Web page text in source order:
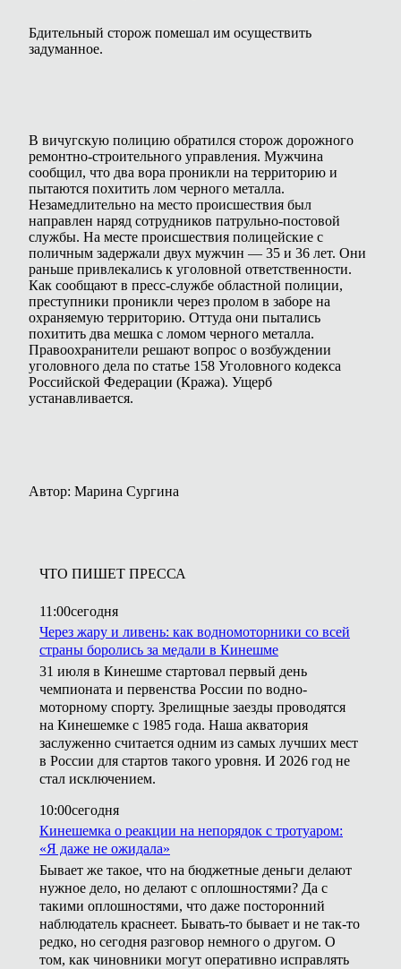
Бдительный сторож помешал им осуществить
задуманное.
В вичугскую полицию обратился сторож дорожного
ремонтно-строительного управления. Мужчина
сообщил, что два вора проникли на территорию и
пытаются похитить лом черного металла.
Незамедлительно на место происшествия был
направлен наряд сотрудников патрульно-постовой
службы. На месте происшествия полицейские с
поличным задержали двух мужчин — 35 и 36 лет. Они
раньше привлекались к уголовной ответственности.
Как сообщают в пресс-службе областной полиции,
преступники проникли через пролом в заборе на
охраняемую территорию. Оттуда они пытались
похитить два мешка с ломом черного металла.
Правоохранители решают вопрос о возбуждении
уголовного дела по статье 158 Уголовного кодекса
Российской Федерации (Кража). Ущерб
устанавливается.
Автор: Марина Сургина
ЧТО ПИШЕТ ПРЕССА
11:00сегодня
Через жару и ливень: как водномоторники со всей
страны боролись за медали в Кинешме
31 июля в Кинешме стартовал первый день
чемпионата и первенства России по водно-
моторному спорту. Зрелищные заезды проводятся
на Кинешемке с 1985 года. Наша акватория
заслуженно считается одним из самых лучших мест
в России для стартов такого уровня. И 2026 год не
стал исключением.
10:00сегодня
Кинешемка о реакции на непорядок с тротуаром:
«Я даже не ожидала»
Бывает же такое, что на бюджетные деньги делают
нужное дело, но делают с оплошностями? Да с
такими оплошностями, что даже посторонний
наблюдатель краснеет. Бывать-то бывает и не так-то
редко, но сегодня разговор немного о другом. О
том, как чиновники могут оперативно исправлять